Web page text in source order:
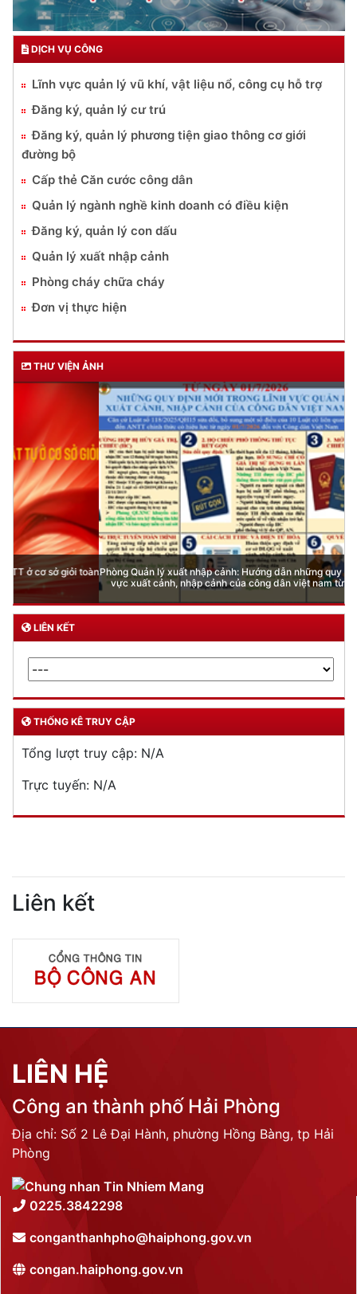
DỊCH VỤ CÔNG
Lĩnh vực quản lý vũ khí, vật liệu nổ, công cụ hỗ trợ
Đăng ký, quản lý cư trú
Đăng ký, quản lý phương tiện giao thông cơ giới
đường bộ
Cấp thẻ Căn cước công dân
Quản lý ngành nghề kinh doanh có điều kiện
Đăng ký, quản lý con dấu
Quản lý xuất nhập cảnh
Phòng cháy chữa cháy
Đơn vị thực hiện
THƯ VIỆN ẢNH
Phòng Quản lý xuất nhập cảnh: Hướng dẫn những quy định mới trong lĩnh
vực xuất cảnh, nhập cảnh của công dân việt nam từ ngày 01/7/2026
LIÊN KẾT
THỐNG KÊ TRUY CẬP
Tổng lượt truy cập: N/A
Trực tuyến: N/A
Liên kết
LIÊN HỆ
Công an thành phố Hải Phòng
Địa chỉ: Số 2 Lê Đại Hành, phường Hồng Bàng, tp Hải
Phòng
0225.3842298
conganthanhpho@haiphong.gov.vn
congan.haiphong.gov.vn